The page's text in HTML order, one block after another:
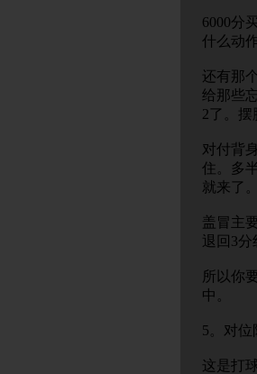
6000分
什么动
还有那
给那些
2了。摆
对付背
住。多
就来了
盖冒主
退回3分
所以你
中。
5。对位
这是打